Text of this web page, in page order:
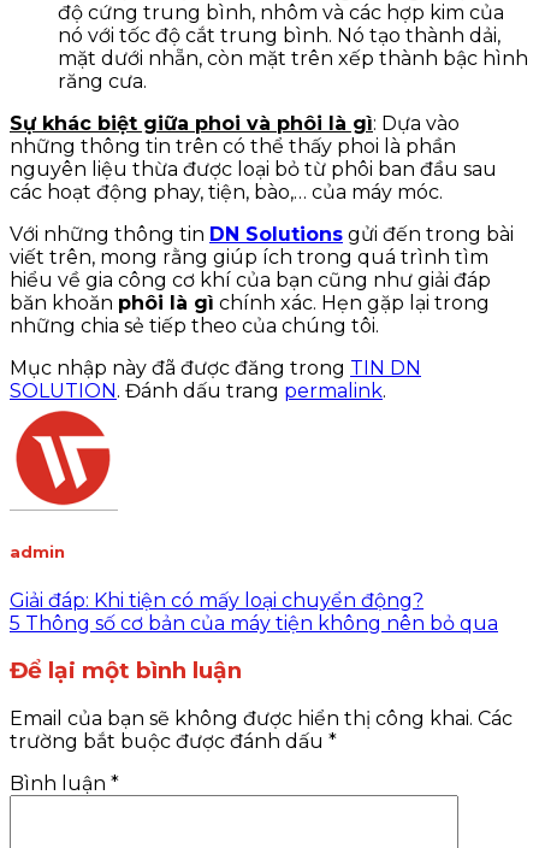
độ cứng trung bình, nhôm và các hợp kim của
nó với tốc độ cắt trung bình. Nó tạo thành dải,
mặt dưới nhẵn, còn mặt trên xếp thành bậc hình
răng cưa.
Sự khác biệt giữa phoi và phôi là gì: Dựa vào
những thông tin trên có thể thấy phoi là phần
nguyên liệu thừa được loại bỏ từ phôi ban đầu sau
các hoạt động phay, tiện, bào,… của máy móc.
Với những thông tin DN Solutions gửi đến trong bài
viết trên, mong rằng giúp ích trong quá trình tìm
hiểu về gia công cơ khí của bạn cũng như giải đáp
băn khoăn phôi là gì chính xác. Hẹn gặp lại trong
những chia sẻ tiếp theo của chúng tôi.
Mục nhập này đã được đăng trong TIN DN
SOLUTION . Đánh dấu trang permalink.
admin
Giải đáp: Khi tiện có mấy loại chuyển động?
5 Thông số cơ bản của máy tiện không nên bỏ qua
Để lại một bình luận
Email của bạn sẽ không được hiển thị công khai. Các
trường bắt buộc được đánh dấu *
Bình luận *